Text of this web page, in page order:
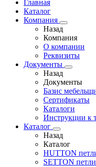
Главная
Каталог
Компания
Назад
Компания
О компании
Реквизиты
Документы
Назад
Документы
Базис
Сертификаты
Каталоги
Инструкции к
Каталог
Назад
Каталог
HUTTON
SETTON